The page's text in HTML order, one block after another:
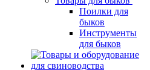
Поилки для
быков
Инструменты
для быков